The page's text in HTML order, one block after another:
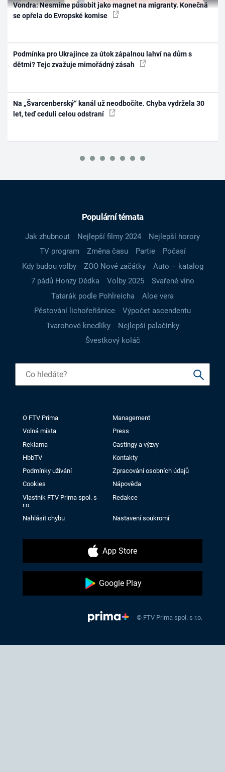
Vondra: Nesmíme působit jako magnet na migranty. Konečná
se opřela do Evropské komise
Podmínka pro Ukrajince za útok zápalnou lahví na dům s
dětmi? Tejc zvažuje mimořádný zásah
Na „Švarcenberský“ kanál už neodbočíte. Chyba vydržela 30
let, teď ceduli celou odstraní
Populární témata
Jak zhubnout Nejlepší filmy 2024
Nejlepší horory
TV program
Změna času Partie
Počasí
Kdy budou volby
ZOO Nové začátky
Auto – katalog
7 pádů Honzy Dědka
Volby 2025
Svařené víno
Tatarák podle Pohlreicha
Aloe vera
Pěstování lichořeřišnice
Výpočet ascendentu
Tvarohové knedlíky
Nejlepší palačinky
Švestkový koláč
O FTV Prima
Management
Volná místa
Press
Reklama
Castingy a výzvy
HbbTV
Kontakty
Podmínky užívání
Zpracování osobních údajů
Cookies
Nápověda
Vlastník FTV Prima spol. s
r.o.
Redakce
Nahlásit chybu Nastavení soukromí
App Store
Google Play
© FTV Prima spol. s r.o.